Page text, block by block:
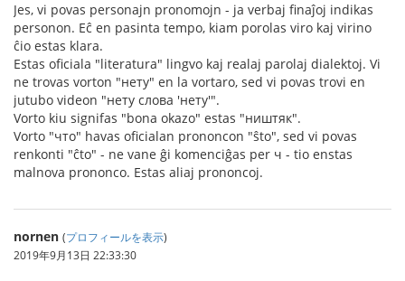
Jes, vi povas personajn pronomojn - ja verbaj finaĵoj indikas
personon. Eĉ en pasinta tempo, kiam porolas viro kaj virino
ĉio estas klara.
Estas oficiala "literatura" lingvo kaj realaj parolaj dialektoj. Vi
ne trovas vorton "нету" en la vortaro, sed vi povas trovi en
jutubo videon "нету слова 'нету'".
Vorto kiu signifas "bona okazo" estas "ништяк".
Vorto "что" havas oficialan prononcon "ŝto", sed vi povas
renkonti "ĉto" - ne vane ĝi komenciĝas per ч - tio enstas
malnova prononco. Estas aliaj prononcoj.
nornen (プロフィールを表示)
2019年9月13日 22:33:30